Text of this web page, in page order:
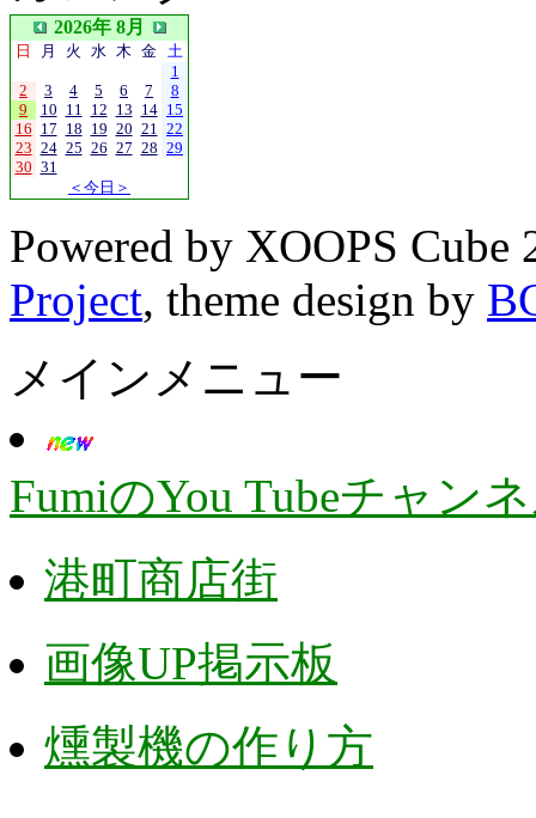
2026年 8月
日 月 火 水 木 金 土
1
2
3 4 5 6 7
8
9
10 11 12 13 14 15
16 17 18 19 20 21 22
23 24 25 26 27 28 29
30 31
＜今日＞
Powered by XOOPS
Project, theme design by
メインメニュー
FumiのYou Tubeチャン
港町商店街
画像UP掲示板
燻製機の作り方